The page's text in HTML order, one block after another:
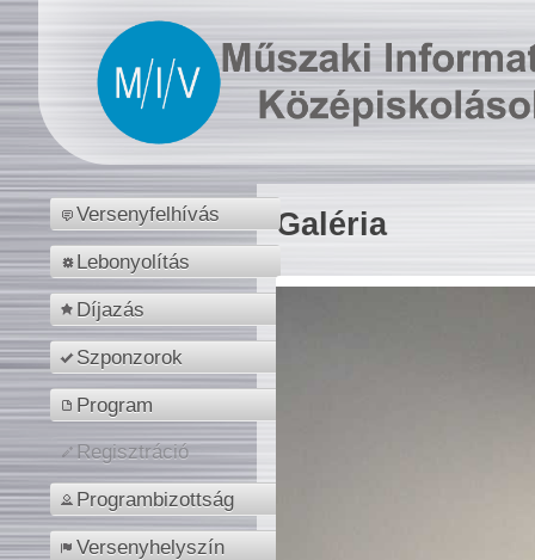
Versenyfelhívás
Lebonyolítás
Díjazás
Szponzorok
Program
Regisztráció
Programbizottság
Versenyhelyszín
Galéria